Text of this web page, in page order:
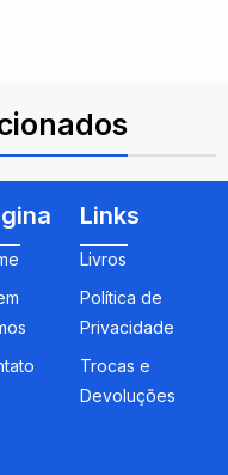
Links
Livros
Política de
Privacidade
Trocas e
Devoluções